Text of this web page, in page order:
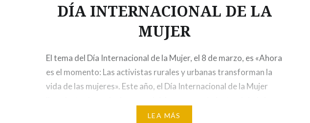
DÍA INTERNACIONAL DE LA
MUJER
El tema del Día Internacional de la Mujer, el 8 de marzo, es «Ahora
es el momento: Las activistas rurales y urbanas transforman la
vida de las mujeres». Este año, el Día Internacional de la Mujer
precedentes por los derechos, la igualdad y la…
LEA MÁS